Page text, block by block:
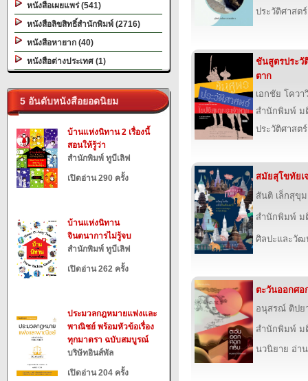
หนังสือเผยแพร่ (541)
หนังสือลิขสิทธิ์สำนักพิมพ์ (2716)
หนังสือหายาก (40)
หนังสือต่างประเทศ (1)
5 อันดับหนังสือยอดนิยม
บ้านแห่งนิทาน 2 เรื่องนี้
สอนให้รู้ว่า
สำนักพิมพ์ ทูบีเลิฟ
เปิดอ่าน 290 ครั้ง
บ้านแห่งนิทาน
จินตนาการไม่รู้จบ
สำนักพิมพ์ ทูบีเลิฟ
เปิดอ่าน 262 ครั้ง
ประมวลกฎหมายแพ่งและ
พาณิชย์ พร้อมหัวข้อเรื่อง
ทุกมาตรา ฉบับสมบูรณ์
บริษัทอินส์พัล
เปิดอ่าน 204 ครั้ง
ประวัติศาสต
ชันสูตรประวั
ตาก
เอกชัย โควา
สำนักพิมพ์ ม
ประวัติศาสต
สมัยสุโขทัยเ
สันติ เล็กสุขุม
สำนักพิมพ์ ม
ศิลปะและวัฒ
ตะวันออกศอ
อนุสรณ์ ติปย
สำนักพิมพ์ ม
นวนิยาย อ่า